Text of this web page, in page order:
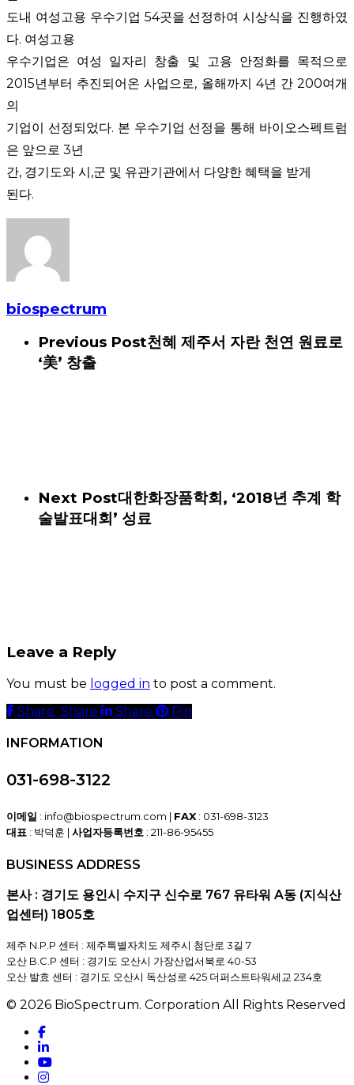
도내 여성고용 우수기업 54곳을 선정하여 시상식을 진행하였
다. 여성고용
우수기업은 여성 일자리 창출 및 고용 안정화를 목적으로
2015년부터 추진되어온 사업으로, 올해까지 4년 간200여개
의
기업이 선정되었다. 본 우수기업 선정을 통해 바이오스펙트럼
은 앞으로 3년
간, 경기도와 시,군 및 유관기관에서 다양한 혜택을 받게
된다.
biospectrum
Previous Post천혜 제주서 자란 천연 원료로
‘美’ 창출
Next Post대한화장품학회, ‘2018년 추계 학
술발표대회’ 성료
Leave a Reply
You must be logged in to post a comment.
Share
Share Share Share Pin
INFORMATION
031-698-3122
이메일 : info@biospectrum.com | FAX: 031-698-3123
대표 : 박덕훈 | 사업자등록번호 : 211-86-95455
BUSINESS ADDRESS
본사 : 경기도 용인시 수지구 신수로 767 유타워 A동 (지식산
업센터) 1805호
제주 N.P.P 센터 : 제주특별자치도 제주시 첨단로 3길 7
오산 B.C.P 센터 : 경기도 오산시 가장산업서북로 40-53
오산 발효 센터 : 경기도 오산시 독산성로 425 더퍼스트타워세교 234호
© 2026 BioSpectrum. Corporation All Rights Reserved
facebook
linkedin
youtube
instagram